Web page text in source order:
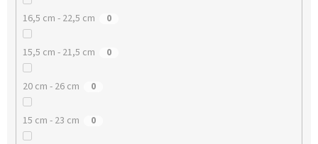
16,5 cm - 22,5 cm 0
15,5 cm - 21,5 cm 0
20 cm - 26 cm 0
15 cm - 23 cm 0